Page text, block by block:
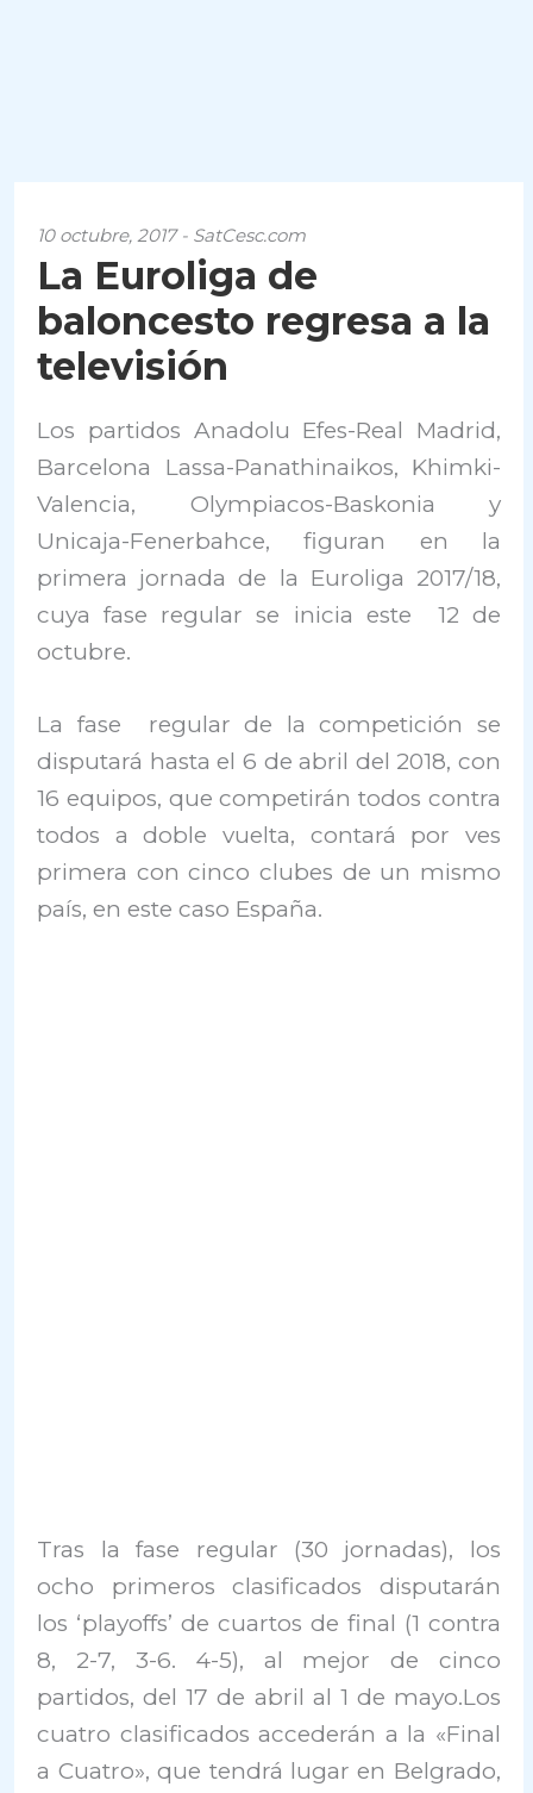
10 octubre, 2017 - SatCesc.com
La Euroliga de
baloncesto regresa a la
televisión
Los partidos Anadolu Efes-Real Madrid,
Barcelona Lassa-Panathinaikos, Khimki-
Valencia, Olympiacos-Baskonia y
Unicaja-Fenerbahce, figuran en la
primera jornada de la Euroliga 2017/18,
cuya fase regular se inicia este 12 de
octubre.
La fase regular de la competición se
disputará hasta el 6 de abril del 2018, con
16 equipos, que competirán todos contra
todos a doble vuelta, contará por ves
primera con cinco clubes de un mismo
país, en este caso España.
Tras la fase regular (30 jornadas), los
ocho primeros clasificados disputarán
los ‘playoffs’ de cuartos de final (1 contra
8, 2-7, 3-6. 4-5), al mejor de cinco
partidos, del 17 de abril al 1 de mayo.Los
cuatro clasificados accederán a la «Final
a Cuatro», que tendrá lugar en Belgrado,